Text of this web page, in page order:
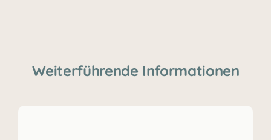
Weiterführende Informationen